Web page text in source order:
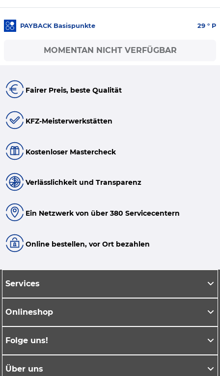
PAYBACK Basispunkte 29 ° P
MOMENTAN NICHT VERFÜGBAR
Fairer Preis, beste Qualität
KFZ-Meisterwerkstätten
Kostenloser Mastercheck
Verlässlichkeit und Transparenz
Ein Netzwerk von über 380 Servicecentern
Online bestellen, vor Ort bezahlen
Services
Onlineshop
Folge uns!
Über uns